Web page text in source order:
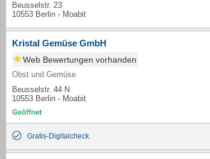
Beusselstr. 23
10553 Berlin - Moabit
Kristal Gemüse GmbH
Web Bewertungen vorhanden
Obst und Gemüse
Beusselstr. 44 N
10553 Berlin - Moabit
Gratis-Digitalcheck